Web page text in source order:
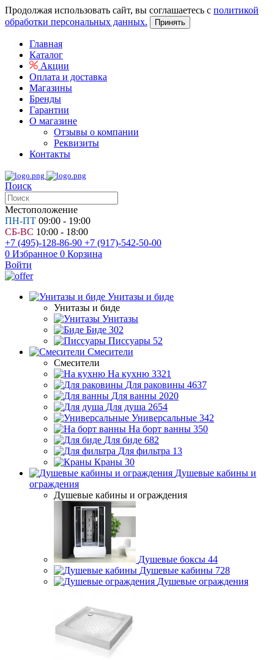
Продолжая использовать сайт, вы соглашаетесь с политикой
обработки персональных данных.
Принять
Главная
Каталог
Акции
Оплата и доставка
Магазины
Бренды
Гарантии
О магазине
Отзывы о компании
Реквизиты
Контакты
Поиск
Местоположение
ПН-ПТ 09:00 - 19:00
СБ-ВС 10:00 - 18:00
+7 (495)-128-86-90 +7 (917)-542-50-00
0 Избранное 0 Корзина
Войти
Унитазы и биде
Унитазы и биде
Унитазы
Биде 302
Писсуары 52
Смесители
Смесители
На кухню 3321
Для раковины 4637
Для ванны 2020
Для душа 2654
Универсальные 342
На борт ванны 350
Для биде 682
Для фильтра 13
Краны 30
Душевые кабины и
ограждения
Душевые кабины и ограждения
Душевые боксы 44
Душевые кабины 728
Душевые ограждения